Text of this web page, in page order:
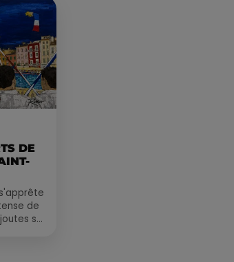
DE
de
sur